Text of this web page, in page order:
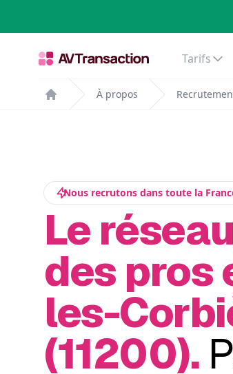
Tarifs
Home
À propos
Nous recrutons dans toute la
Le
des pros
les-
(11200).